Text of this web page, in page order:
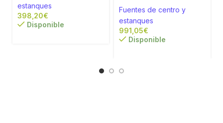
estanques
€
Disponible
Fuentes de centro y
estanques
€
Disponible